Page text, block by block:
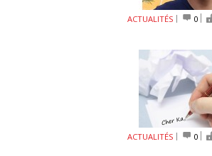
ACTUALITÉS 0
ACTUALITÉS 0